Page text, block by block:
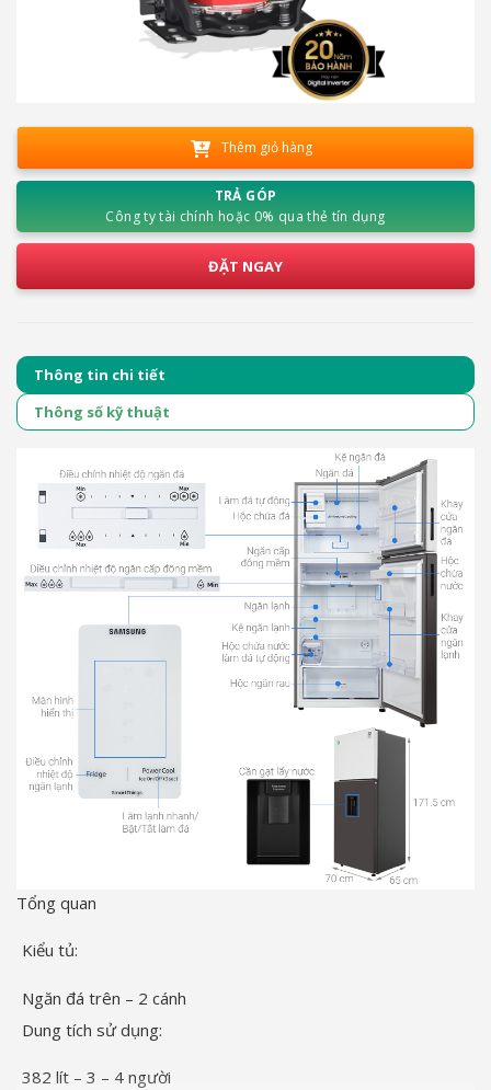
Thêm giỏ hàng
TRẢ GÓP
Công ty tài chính hoặc 0% qua thẻ tín dụng
ĐẶT NGAY
Thông tin chi tiết
Thông số kỹ thuật
Tổng quan
Kiểu tủ:
Ngăn đá trên – 2 cánh
Dung tích sử dụng:
382 lít – 3 – 4 người